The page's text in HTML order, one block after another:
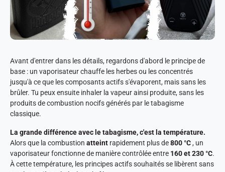
Avant d'entrer dans les détails, regardons d'abord le principe de
base : un vaporisateur chauffe les herbes ou les concentrés
jusqu'à ce que les composants actifs s'évaporent, mais sans les
brûler. Tu peux ensuite inhaler la vapeur ainsi produite, sans les
produits de combustion nocifs générés par le tabagisme
classique.
La grande différence avec le tabagisme, c'est la température.
Alors que la combustion atteint rapidement plus de800 °C, un
vaporisateur fonctionne de manière contrôlée entre 160 et 230 °C.
À cette température, les principes actifs souhaités se libèrent sans